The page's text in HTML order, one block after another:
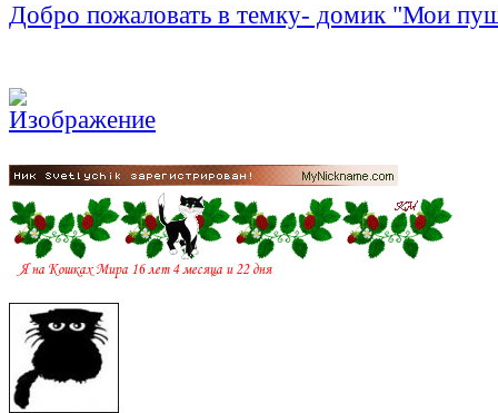
Добро пожаловать в темку- домик "Мои